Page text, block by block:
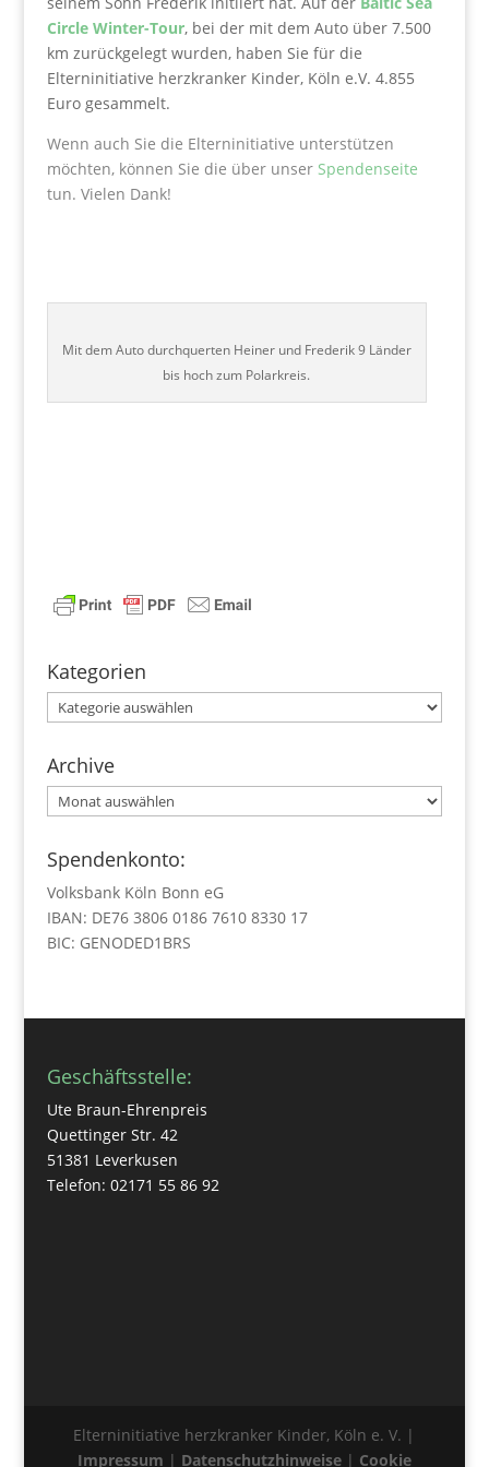
Circle Winter-Tour, bei der mit dem Auto über 7.500
km zurückgelegt wurden, haben Sie für die
Elterninitiative herzkranker Kinder, Köln e.V. 4.855
Euro gesammelt.
Wenn auch Sie die Elterninitiative unterstützen
möchten, können Sie die über unser Spendenseite
tun. Vielen Dank!
Mit dem Auto durchquerten Heiner und Frederik 9 Länder
bis hoch zum Polarkreis.
Kategorien
Kategorien
Archive
Archive
Spendenkonto:
Volksbank Köln Bonn eG
IBAN: DE76 3806 0186 7610 8330 17
BIC: GENODED1BRS
Geschäftsstelle:
Ute Braun-Ehrenpreis
Quettinger Str. 42
51381 Leverkusen
Telefon: 02171 55 86 92
Elterninitiative herzkranker Kinder, Köln e. V. |
Impressum | Datenschutzhinweise| Cookie